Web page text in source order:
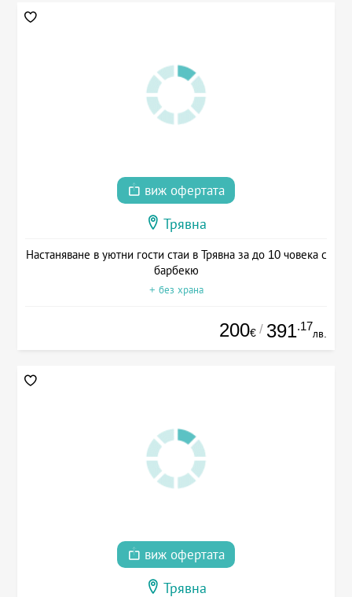
виж офертата
Трявна
Настаняване в уютни гости стаи в Трявна за до 10 човека с
барбекю
+ без храна
200€ / 391.17
лв.
виж офертата
Трявна